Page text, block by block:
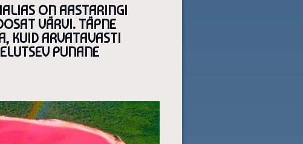
ON AASTARINGI
VÄRVI. TÄPNE
KUID ARVATAVASTI
PUNANE